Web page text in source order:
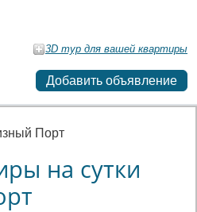
3D тур для вашей квартиры
Добавить объявление
Порт
на сутки